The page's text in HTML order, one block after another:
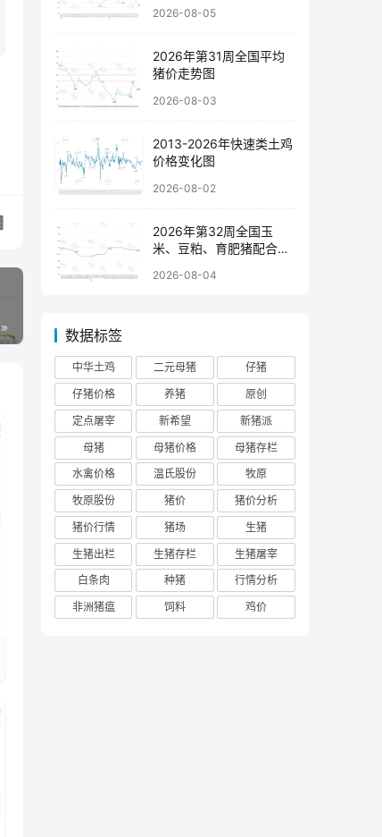
2026-08-05
2026年第31周全国平均
猪价走势图
2026-08-03
2013-2026年快速类土鸡
价格变化图
2026-08-02
2026年第32周全国玉
米、豆粕、育肥猪配合饲
2026-08-04
数据标签
中华土鸡 二元母猪
仔猪
仔猪价格
养猪
原创
定点屠宰
新希望
新猪派
母猪
母猪价格
母猪存栏
水禽价格
温氏股份
牧原
牧原股份
猪价
猪价分析
猪价行情
猪场
生猪
生猪出栏
生猪存栏
生猪屠宰
白条肉
种猪
行情分析
非洲猪瘟
饲料 鸡价